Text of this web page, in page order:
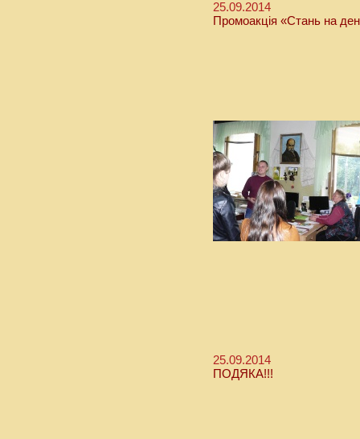
25.09.2014
Промоакція «Стань на
25.09.2014
ПОДЯКА!!!